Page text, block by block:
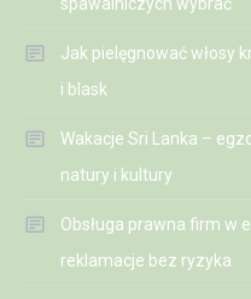
Jak pielęgnować włosy
i blask
Wakacje Sri Lanka –
natury i kultury
Obsługa prawna firm w
reklamacje bez ryzyka